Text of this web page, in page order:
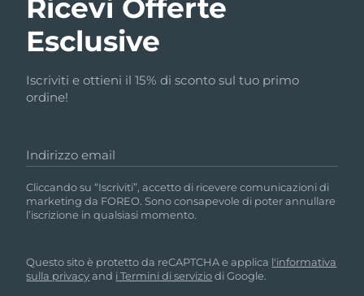
Ricevi Offerte
Esclusive
Iscriviti e ottieni il 15% di sconto sul tuo primo
ordine!
Indirizzo email
Cliccando su “Iscriviti”, accetto di ricevere comunicazioni di
marketing da FOREO. Sono consapevole di poter annullare
l’iscrizione in qualsiasi momento.
Questo sito è protetto da reCAPTCHA e applica l'informativa
sulla privacyand i Termini di serviziodi Google.